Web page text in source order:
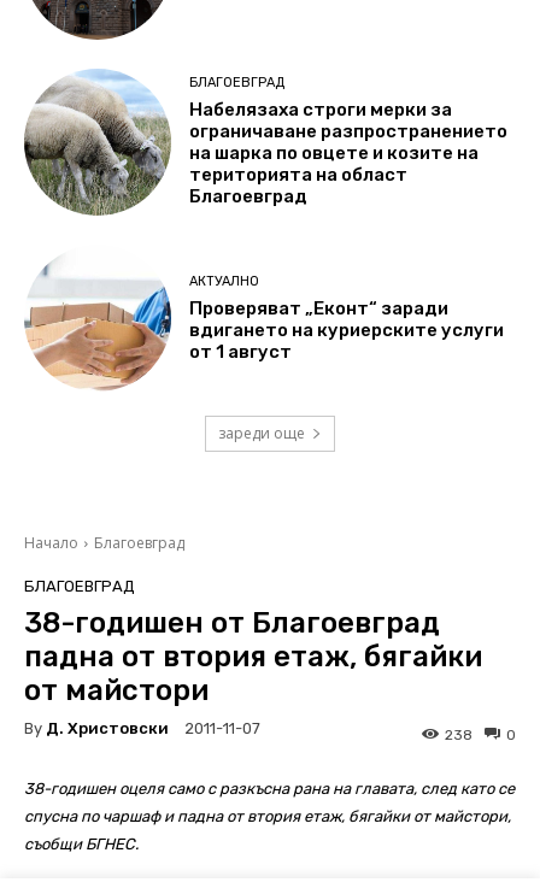
БЛАГОЕВГРАД
Набелязаха строги мерки за
ограничаване разпространението
на шарка по овцете и козите на
територията на област
Благоевград
АКТУАЛНО
Проверяват „Еконт“ заради
вдигането на куриерските услуги
от 1 август
зареди още